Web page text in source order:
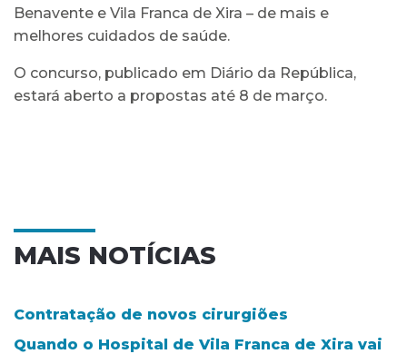
Benavente e Vila Franca de Xira – de mais e
melhores cuidados de saúde.
O concurso, publicado em Diário da República,
estará aberto a propostas até 8 de março.
MAIS NOTÍCIAS
Contratação de novos cirurgiões
Quando o Hospital de Vila Franca de Xira vai